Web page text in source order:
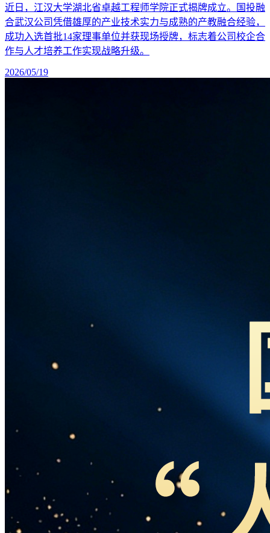
近日，江汉大学湖北省卓越工程师学院正式揭牌成立。国投融
合武汉公司凭借雄厚的产业技术实力与成熟的产教融合经验，
成功入选首批14家理事单位并获现场授牌，标志着公司校企合
作与人才培养工作实现战略升级。
2026/05/19